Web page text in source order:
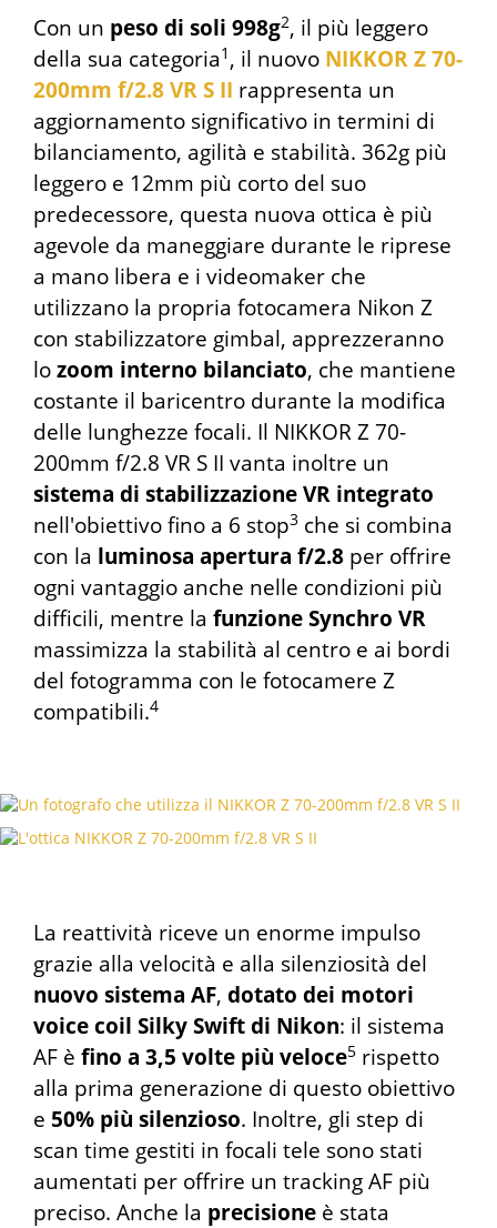
Con un peso di soli 998g2, il più leggero
della sua categoria1 , il nuovo NIKKOR Z 70-
200mm f/2.8 VR S II rappresenta un
aggiornamento significativo in termini di
bilanciamento, agilità e stabilità. 362g più
leggero e 12mm più corto del suo
predecessore, questa nuova ottica è più
agevole da maneggiare durante le riprese
a mano libera e i videomaker che
utilizzano la propria fotocamera Nikon Z
con stabilizzatore gimbal, apprezzeranno
lozoom interno bilanciato, che mantiene
costante il baricentro durante la modifica
delle lunghezze focali. Il NIKKOR Z 70-
200mm f/2.8 VR S II vanta inoltre un
sistema di stabilizzazione VR integrato
nell'obiettivo fino a 6 stop3 che si combina
con la luminosa apertura f/2.8 per offrire
ogni vantaggio anche nelle condizioni più
difficili, mentre la funzione Synchro VR
massimizza la stabilità al centro e ai bordi
del fotogramma con le fotocamere Z
compatibili.4
La reattività riceve un enorme impulso
grazie alla velocità e alla silenziosità del
nuovo sistema AF, dotato dei motori
voice coil Silky Swift di Nikon: il sistema
AF è fino a 3,5 volte più veloce5 rispetto
alla prima generazione di questo obiettivo
e 50% più silenzioso. Inoltre, gli step di
scan time gestiti in focali tele sono stati
aumentati per offrire un tracking AF più
preciso. Anche la precisione è stata